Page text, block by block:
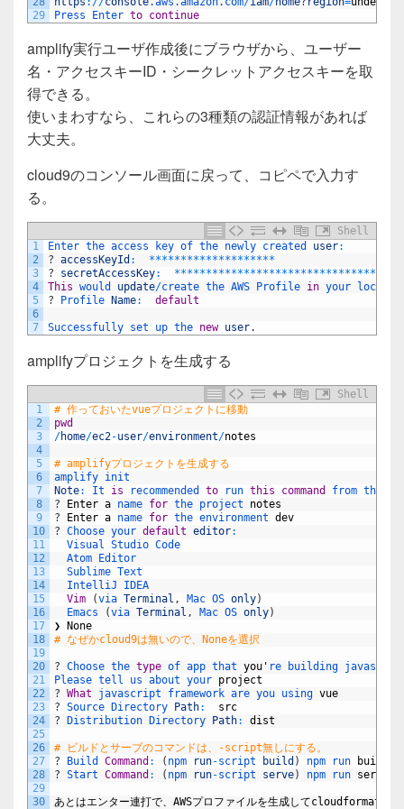
29
Press Enter to continue
amplify実行ユーザ作成後にブラウザから、ユーザー
名・アクセスキーID・シークレットアクセスキーを取
得できる。
使いまわすなら、これらの3種類の認証情報があれば
大丈夫。
cloud9のコンソール画面に戻って、コピペで入力す
る。
Shell
1
2
3
4
5
6
7
Enter the access key of the newly created user:
? accessKeyId : ********************
?
secretAccessKey: ********************************
This would update/create the AWS Profile in your local
?
Profile Name: default
Successfully set up the new user.
amplifyプロジェクトを生成する
Shell
1
2
3
4
5
6
7
8
9
10
11
12
13
14
15
16
17
18
19
20
21
22
23
24
25
26
27
28
29
30
# 作っておいたvueプロジェクトに移動
pwd
/home/ec2-user/environment/notes
# amplifyプロジェクトを生成する
amplify init
Note: It is recommended to run this command from the
?
Enter a name for the project notes
?
Enter a name for the environment dev
? Choose your default editor:
Visual Studio Code
Atom Editor
Sublime Text
IntelliJ IDEA
Vim
(via Terminal , Mac OS only)
Emacs
(via Terminal , Mac OS only)
❯ None
# なぜかcloud9は無いので、Noneを選択
? Choose the type of app that you ' re building
Please tell us about your project
? What javascript framework are you using vue
? Source Directory Path:
src
? Distribution Directory Path: dist
# ビルドとサーブのコマンドは、-script無しにする。
?
Build Command : ( npm run-script build ) npm run
build
? Start Command : ( npm run-script serve) npm run serve
あとはエンター連打で、 AWSプロファイルを生成してcloudformation